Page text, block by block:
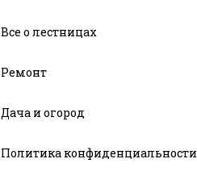
Все о лестницах
Ремонт
Дача и огород
Политика конфиденциальности